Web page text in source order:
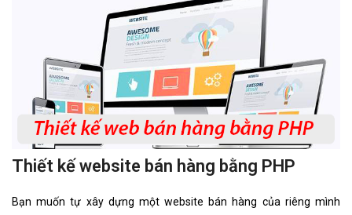
Thiết kế website bán hàng bằng PHP
Bạn muốn tự xây dựng một website bán hàng của riêng mình